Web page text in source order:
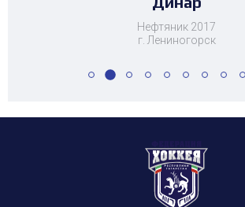
Нефтяник 2017
г. Лениногорск